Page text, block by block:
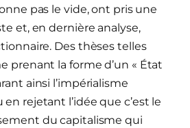
pas le vide, ont pris une
et, en dernière analyse,
Des thèses telles
prenant la forme d’un « État
ainsi l’impérialisme
rejetant l’idée que c’est le
du capitalisme qui